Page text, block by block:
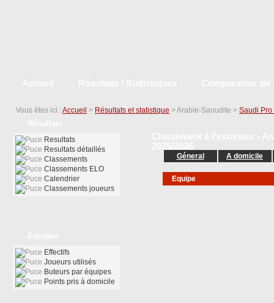
Vous êtes ici : Accueil > Résultats et statistique > Arabie-Saoudite > Saudi
Géneral A domicile
Equipe
Resultats
Resultats détaillés
Classements
Classements ELO
Calendrier
Classements joueurs
Effectifs
Joueurs utilisés
Buteurs par équipes
Points pris à domicile